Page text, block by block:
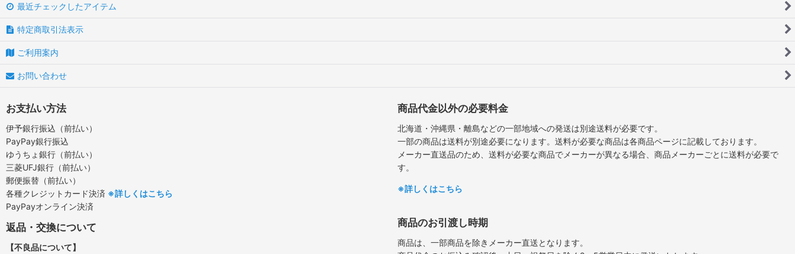
最近チェックしたアイテム
特定商取引法表示
ご利用案内
お問い合わせ
お支払い方法
伊予銀行振込（前払い）
PayPay銀行振込
ゆうちょ銀行（前払い）
三菱UFJ銀行（前払い）
郵便振替（前払い）
各種クレジットカード決済 ※詳しくはこちら
PayPayオンライン決済
返品・交換について
【不良品について】
商品代金以外の必要料金
北海道・沖縄県・離島などの一部地域への発送は別途送料が必要です。
一部の商品は送料が別途必要になります。送料が必要な商品は各商品ページに記載しております。
メーカー直送品のため、送料が必要な商品でメーカーが異なる場合、商品メーカーごとに送料が必要で
す。
※詳しくはこちら
商品のお引渡し時期
商品は、一部商品を除きメーカー直送となります。